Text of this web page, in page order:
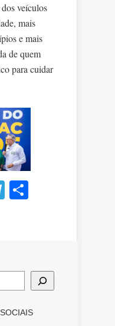
veículos
mais
e mais
de quem
para cuidar
Telegram